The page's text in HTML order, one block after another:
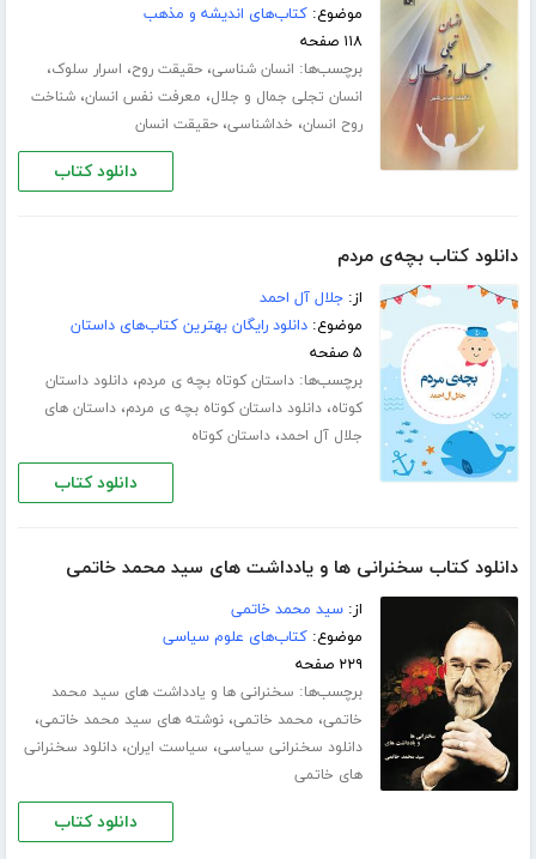
موضوع:کتاب‌های اندیشه و مذهب
۱۱۸ صفحه
برچسب‌ها: انسان شناسی،حقیقت روح، اسرار سلوک،
انسان تجلی جمال و جلال، معرفت نفس انسان،شناخت
روح انسان، خداشناسی،حقیقت انسان
دانلود کتاب
دانلود کتاب بچه‌ی مردم
از:جلال آل احمد
موضوع:دانلود رایگان بهترین کتاب‌های داستان
۵ صفحه
برچسب‌ها:داستان کوتاه بچه ی مردم،دانلود داستان
کوتاه،دانلود داستان کوتاه بچه ی مردم،داستان های
جلال آل احمد،داستان کوتاه
دانلود کتاب
دانلود کتاب سخنرانی ها و یادداشت های سید محمد خاتمی
از:سید محمد خاتمی
موضوع:کتاب‌های علوم سیاسی
۲۲۹ صفحه
برچسب‌ها: سخنرانی ها و یادداشت های سید محمد
خاتمی، محمد خاتمی،نوشته های سید محمد خاتمی،
دانلود سخنرانی سیاسی، سیاست ایران،دانلود سخنرانی
های خاتمی
دانلود کتاب